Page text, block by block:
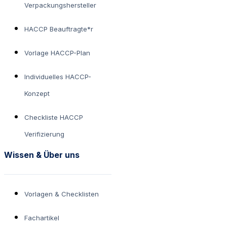
Verpackungshersteller
HACCP Beauftragte*r
Vorlage HACCP-Plan
Individuelles HACCP-
Konzept
Checkliste HACCP
Verifizierung
Wissen & Über uns
Vorlagen & Checklisten
Fachartikel